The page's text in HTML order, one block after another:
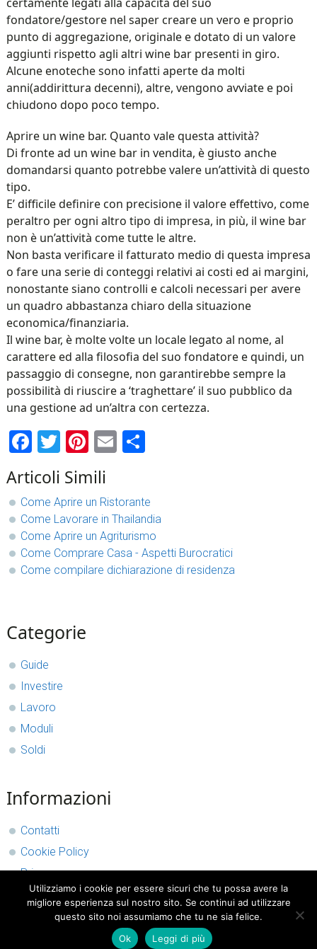
fondatore/gestore nel saper creare un vero e proprio
punto di aggregazione, originale e dotato di un valore
aggiunti rispetto agli altri wine bar presenti in giro.
Alcune enoteche sono infatti aperte da molti
anni(addirittura decenni), altre, vengono avviate e poi
chiudono dopo poco tempo.
Aprire un wine bar. Quanto vale questa attività?
Di fronte ad un wine bar in vendita, è giusto anche
domandarsi quanto potrebbe valere un’attività di questo
tipo.
E’ difficile definire con precisione il valore effettivo, come
peraltro per ogni altro tipo di impresa, in più, il wine bar
non è un’attività come tutte le altre.
Non basta verificare il fatturato medio di questa impresa
o fare una serie di conteggi relativi ai costi ed ai margini,
nonostante siano controlli e calcoli necessari per avere
un quadro abbastanza chiaro della situazione
economica/finanziaria.
Il wine bar, è molte volte un locale legato al nome, al
carattere ed alla filosofia del suo fondatore e quindi, un
passaggio di consegne, non garantirebbe sempre la
possibilità di riuscire a ‘traghettare’ il suo pubblico da
una gestione ad un’altra con certezza.
Facebook
Twitter
Pinterest
EmailCondividi
Articoli Simili
Come Aprire un Ristorante
Come Lavorare in Thailandia
Come Aprire un Agriturismo
Come Comprare Casa - Aspetti Burocratici
Come compilare dichiarazione di residenza
sidebar
Blog
Categorie
Guide
Investire
Lavoro
Moduli
Soldi
Informazioni
Contatti
Cookie Policy
Privacy
Utilizziamo i cookie per essere sicuri che tu possa avere la
migliore esperienza sul nostro sito. Se continui ad utilizzare
questo sito noi assumiamo che tu ne sia felice.
Ok
Leggi di più